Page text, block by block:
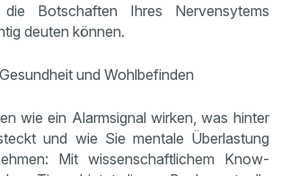
Botschaften Ihres Nervensytems
deuten können.
und Wohlbefinden
wie ein Alarmsignal wirken, was hinter
und wie Sie mentale Überlastung
Mit wissenschaftlichem Know-